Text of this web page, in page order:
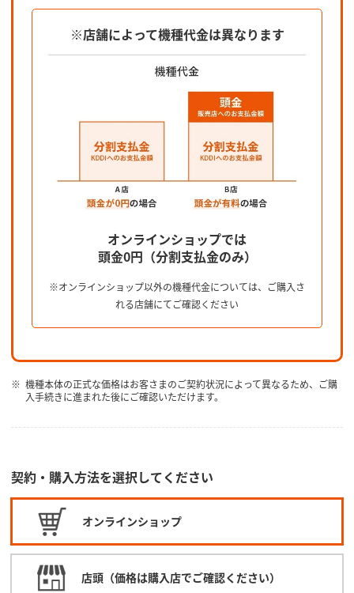
※店舗によって機種代金は異なります
オンラインショップでは
頭金0円（分割支払金のみ）
※オンラインショップ以外の機種代金については、ご購入さ
れる店舗にてご確認ください
機種本体の正式な価格はお客さまのご契約状況によって異なるため、ご購
入手続きに進まれた後にご確認いただけます。
契約・購入方法を選択してください
オンラインショップ
店頭（価格は購入店でご確認ください）